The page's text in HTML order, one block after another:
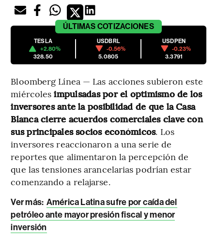
ÚLTIMAS COTIZACIONES
TESLA
+2.80%
328.50
USDBRL
-0.56%
5.0805
USDPEN
-0.23%
3.3791
Bloomberg Línea — Las acciones subieron este
miércolesimpulsadas por el optimismo de los
inversores ante la posibilidad de que la Casa
Blanca cierre acuerdos comerciales clave con
sus principales socios económicos. Los
inversores reaccionaron a una serie de
reportes que alimentaron la percepción de
que las tensiones arancelarias podrían estar
comenzando a relajarse.
Ver más: América Latina sufre por caída del
petróleo ante mayor presión fiscal y menor
inversión